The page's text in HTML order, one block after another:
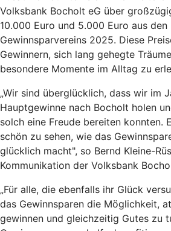
Volksbank Bocholt eG über
10.000 Euro und 5.000 Euro aus
Gewinnsparvereins 2025. Diese
Gewinnern, sich lang gehegte
besondere Momente im Alltag zu
„Wir sind überglücklich, dass wir im
Hauptgewinne nach Bocholt holen
solch eine Freude bereiten konnten.
schön zu sehen, wie das
glücklich macht", so Bernd Kleine-
Kommunikation der Volksbank
„Für alle, die ebenfalls ihr Glück
das Gewinnsparen die Möglichkeit,
gewinnen und gleichzeitig Gutes zu